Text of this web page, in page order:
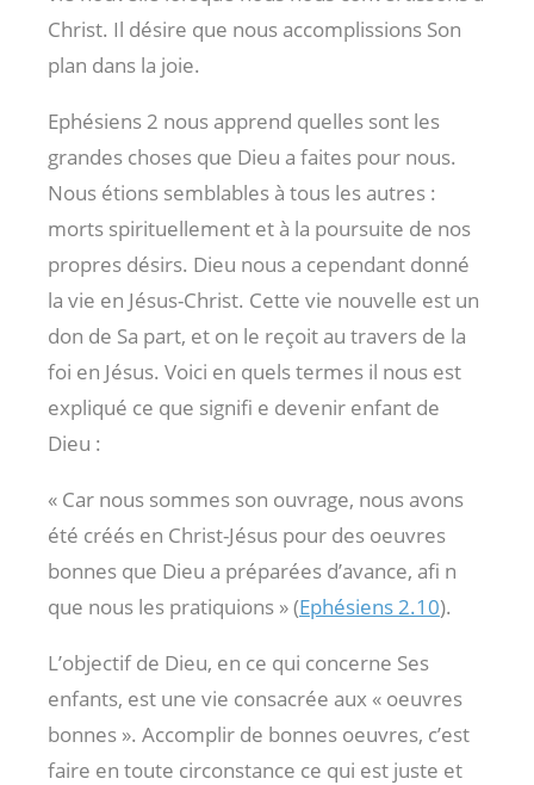
Christ. Il désire que nous accomplissions Son
plan dans la joie.
Ephésiens 2 nous apprend quelles sont les
grandes choses que Dieu a faites pour nous.
Nous étions semblables à tous les autres :
morts spirituellement et à la poursuite de nos
propres désirs. Dieu nous a cependant donné
la vie en Jésus-Christ. Cette vie nouvelle est un
don de Sa part, et on le reçoit au travers de la
foi en Jésus. Voici en quels termes il nous est
expliqué ce que signifi e devenir enfant de
Dieu :
« Car nous sommes son ouvrage, nous avons
été créés en Christ-Jésus pour des oeuvres
bonnes que Dieu a préparées d’avance, afi n
que nous les pratiquions » (Ephésiens 2.10).
L’objectif de Dieu, en ce qui concerne Ses
enfants, est une vie consacrée aux « oeuvres
bonnes ». Accomplir de bonnes oeuvres, c’est
faire en toute circonstance ce qui est juste et